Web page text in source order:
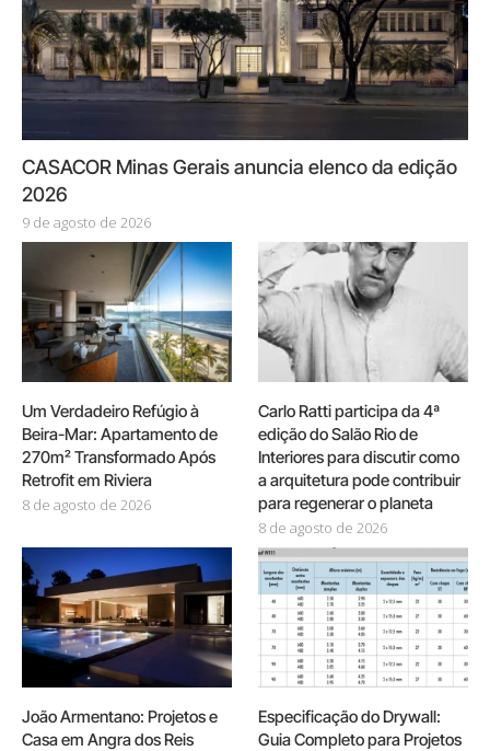
CASACOR Minas Gerais anuncia elenco da edição
2026
9 de agosto de 2026
Um Verdadeiro Refúgio à
Beira-Mar: Apartamento de
270m² Transformado Após
Retrofit em Riviera
8 de agosto de 2026
Carlo Ratti participa da 4ª
edição do Salão Rio de
Interiores para discutir como
a arquitetura pode contribuir
para regenerar o planeta
8 de agosto de 2026
João Armentano: Projetos e
Casa em Angra dos Reis
Especificação do Drywall:
Guia Completo para Projetos